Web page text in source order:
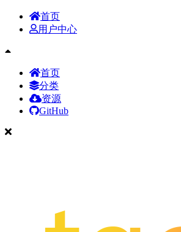
首页
用户中心
首页
分类
资源
GitHub